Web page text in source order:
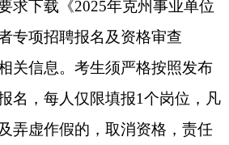
。
年1月4日至6日，招聘
团委及招聘单位进行资格
布招聘岗位条件是否一
单位面向西部计划志愿者